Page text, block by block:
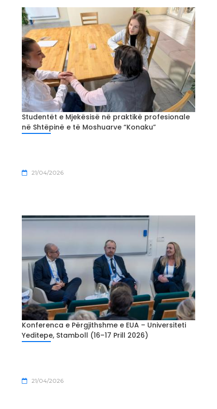
Studentët e Mjekësisë në praktikë profesionale
në Shtëpinë e të Moshuarve “Konaku”
21/04/2026
Konferenca e Përgjithshme e EUA – Universiteti
Yeditepe, Stamboll (16–17 Prill 2026)
21/04/2026